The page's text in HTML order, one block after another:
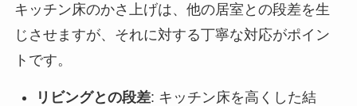
キッチン床のかさ上げは、他の居室との段差を生
じさせますが、それに対する丁寧な対応がポイン
トです。
リビングとの段差: キッチン床を高くした結